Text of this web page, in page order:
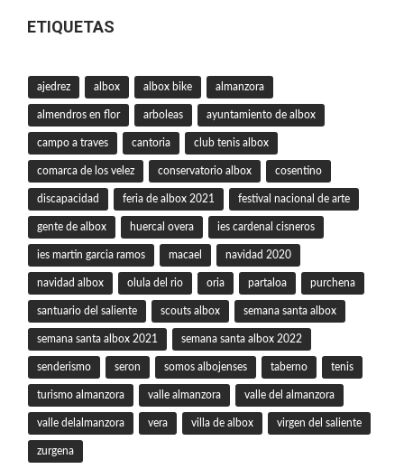
ETIQUETAS
ajedrez albox albox bike almanzora
almendros en flor arboleas ayuntamiento de albox
campo a traves cantoria club tenis albox
comarca de los velez conservatorio albox cosentino
discapacidad feria de albox 2021 festival nacional de arte
gente de albox huercal overa ies cardenal cisneros
ies martin garcia ramos macael navidad 2020
navidad albox olula del rio oria partaloa purchena
santuario del saliente scouts albox semana santa albox
semana santa albox 2021 semana santa albox 2022
senderismo seron somos albojenses taberno tenis
turismo almanzora valle almanzora valle del almanzora
valle delalmanzora vera villa de albox virgen del saliente
zurgena